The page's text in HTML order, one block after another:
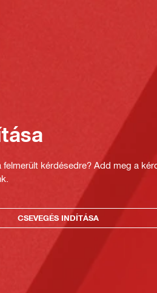
felmerült kérdésedre? Add meg a
CSEVEGÉS INDÍTÁSA